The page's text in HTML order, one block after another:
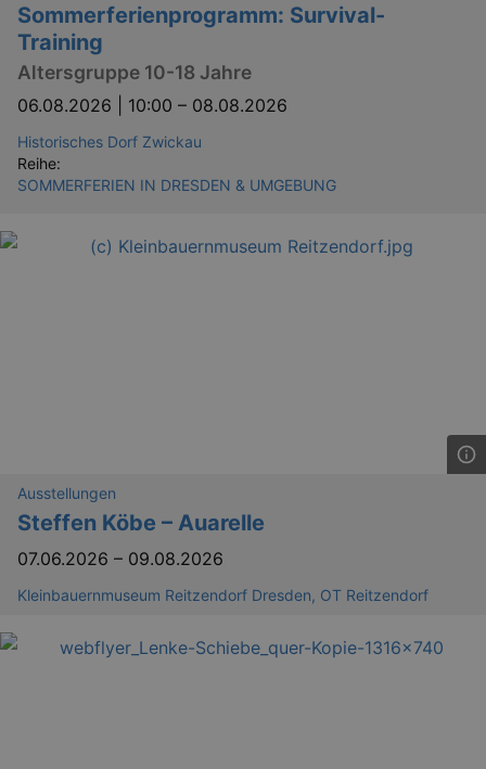
Sommerferienprogramm: Survival-
Training
Altersgruppe 10-18 Jahre
06.08.2026 | 10:00 – 08.08.2026
Historisches Dorf Zwickau
Reihe:
SOMMERFERIEN IN DRESDEN & UMGEBUNG
Ausstellungen
Steffen Köbe – Auarelle
07.06.2026 – 09.08.2026
Kleinbauernmuseum Reitzendorf Dresden, OT Reitzendorf